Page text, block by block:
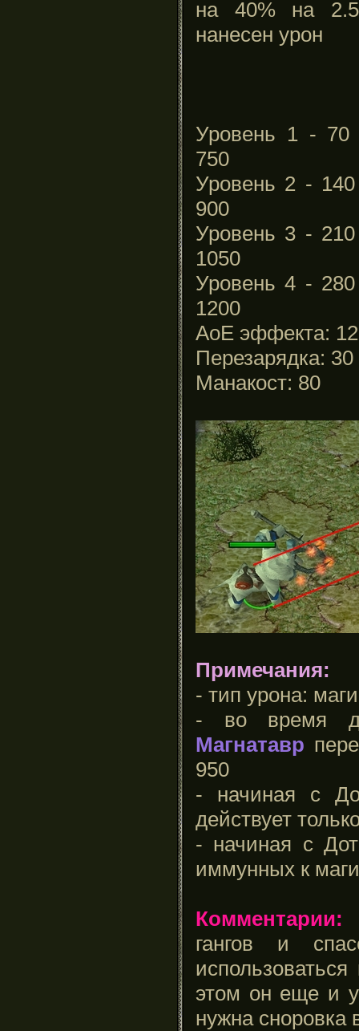
на 40% на
нанесен урон
Уровень 1 - 70
750
Уровень 2 - 140
900
Уровень 3 - 210
1050
Уровень 4 - 280
1200
АоЕ эффекта:
Перезарядка: 30
Манакост: 80
Примечания:
- тип урона:
- во время
Магнатавр
950
- начиная с
действует
- начиная с
иммунных к
Комментарии:
гангов и
этом он еще и
нужна сноровка